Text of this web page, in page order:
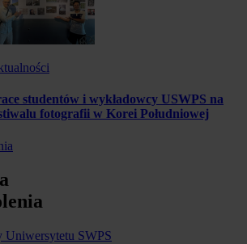
studentów i wykładowcy USWPS na
fotografii w Korei Południowej
Uniwersytetu SWPS